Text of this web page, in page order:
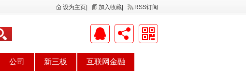
设为主页 加入收藏 RSS订阅
公司 新三板 互联网金融